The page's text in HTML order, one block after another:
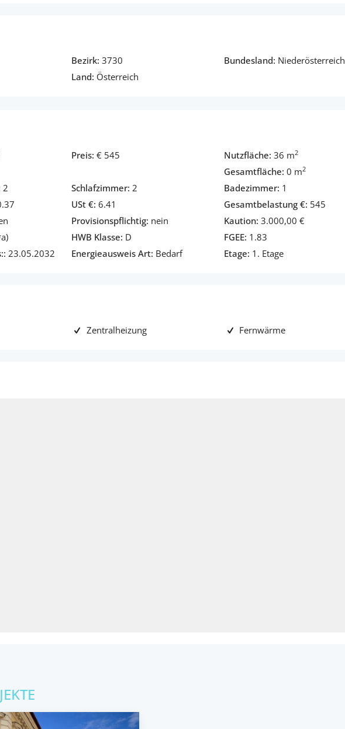
Bezirk: 3730 Bundesland: Niederösterreich
Land: Österreich
Preis: € 545 Nutzfläche: 36 m2
Gesamtfläche: 0 m2
2 Schlafzimmer: 2 Badezimmer: 1
USt €: 6.41 Gesamtbelastung €: 545
Provisionspflichtig: nein Kaution: 3.000,00 €
HWB Klasse: D FGEE: 1.83
23.05.2032 Energieausweis Art: Bedarf Etage: 1. Etage
Zentralheizung Fernwärme